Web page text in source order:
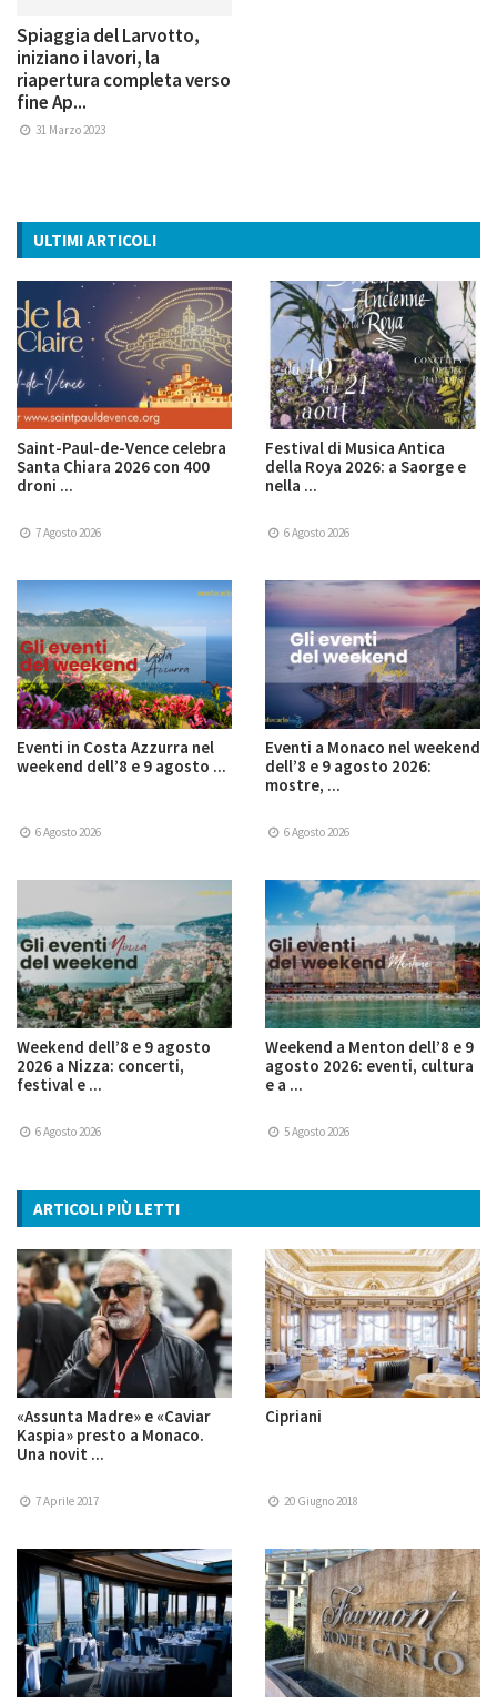
Spiaggia del Larvotto,
iniziano i lavori, la
riapertura completa verso
fine Ap...
31 Marzo 2023
ULTIMI ARTICOLI
Saint-Paul-de-Vence celebra
Santa Chiara 2026 con 400
droni ...
7 Agosto 2026
Festival di Musica Antica
della Roya 2026: a Saorge e
nella ...
6 Agosto 2026
Eventi in Costa Azzurra nel
weekend dell’8 e 9 agosto ...
6 Agosto 2026
Eventi a Monaco nel weekend
dell’8 e 9 agosto 2026:
mostre, ...
6 Agosto 2026
Weekend dell’8 e 9 agosto
2026 a Nizza: concerti,
festival e ...
6 Agosto 2026
Weekend a Menton dell’8 e 9
agosto 2026: eventi, cultura
e a ...
5 Agosto 2026
ARTICOLI PIÙ LETTI
«Assunta Madre» e «Caviar
Kaspia» presto a Monaco.
Una novit ...
7 Aprile 2017
Cipriani
20 Giugno 2018